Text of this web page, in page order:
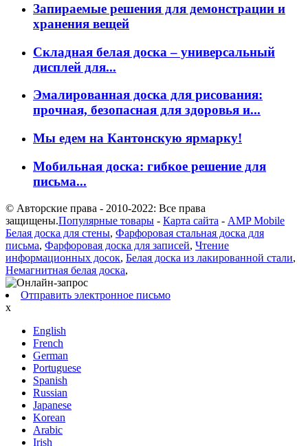
Запираемые решения для демонстрации и
хранения вещей
Складная белая доска – универсальный
дисплей для...
Эмалированная доска для рисования:
прочная, безопасная для здоровья и...
Мы едем на Кантонскую ярмарку!
Мобильная доска: гибкое решение для
письма...
© Авторские права - 2010-2022: Все права
защищены.Популярные товары - Карта сайта - AMP Mobile
Белая доска для стены, Фарфоровая стальная доска для
письма, Фарфоровая доска для записей, Чтение
информационных досок, Белая доска из лакированной стали,
Немагнитная белая доска,
Отправить электронное письмо
x
English
French
German
Portuguese
Spanish
Russian
Japanese
Korean
Arabic
Irish